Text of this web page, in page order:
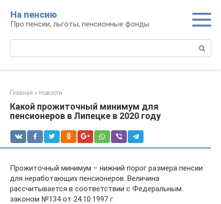
контенту
На пенсию
Про пенсии, льготы, пенсионные фонды
Главная » Новости
Какой прожиточный минимум для
пенсионеров в Липецке в 2020 году
Прожиточный минимум – нижний порог размера пенсии
для неработающих пенсионеров. Величина
рассчитывается в соответствии с Федеральным
законом №134 от 24.10.1997 г.